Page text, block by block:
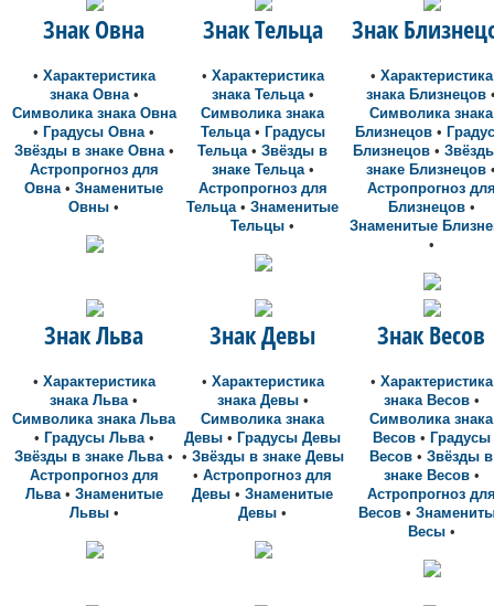
Знак Овна
• Характеристика
знака Овна •
Символика знака Овна
• Градусы Овна•
Звёзды в знаке Овна •
Астропрогноз для
Овна•Знаменитые
Овны•
Знак Тельца
• Характеристика
знака Тельца •
Символика знака
Тельца • Градусы
Тельца•Звёзды в
знаке Тельца •
Астропрогноз для
Тельца•Знаменитые
Тельцы•
Знак
• Характеристика
знака Близнецов
Символика знака
Близнецов•
Близнецов •
знаке Близнецов
Астропрогноз
Близнецов •
Знаменитые
•
Знак Льва
• Характеристика
знака Льва•
Символика знака Льва
• Градусы Льва •
Звёзды в знаке Льва•
Астропрогноз для
Льва • Знаменитые
Львы •
Знак Девы
• Характеристика
знака Девы •
Символика знака
Девы• Градусы Девы
• Звёзды в знаке Девы
•Астропрогноз для
Девы•Знаменитые
Девы•
Знак Весов
• Характеристика
знака Весов •
Символика знака
Весов • Градусы
Весов•Звёзды в
знаке Весов •
Астропрогноз
Весов•
Весы •